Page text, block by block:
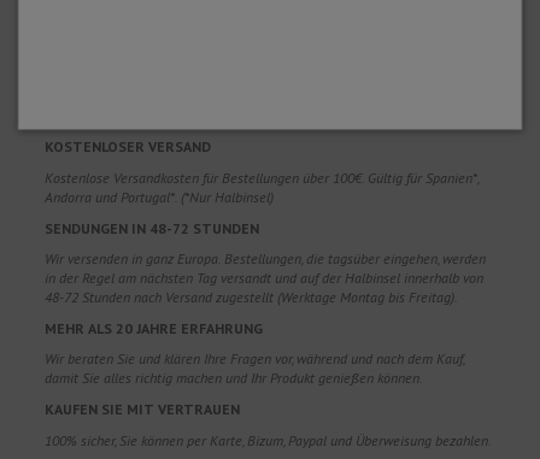
KOSTENLOSER VERSAND
Kostenlose Versandkosten für Bestellungen über 100€. Gültig für Spanien*,
Andorra und Portugal*. (*Nur Halbinsel)
SENDUNGEN IN 48-72 STUNDEN
Wir versenden in ganz Europa. Bestellungen, die tagsüber eingehen, werden
in der Regel am nächsten Tag versandt und auf der Halbinsel innerhalb von
48-72 Stunden nach Versand zugestellt (Werktage Montag bis Freitag).
MEHR ALS 20 JAHRE ERFAHRUNG
Wir beraten Sie und klären Ihre Fragen vor, während und nach dem Kauf,
damit Sie alles richtig machen und Ihr Produkt genießen können.
KAUFEN SIE MIT VERTRAUEN
100% sicher, Sie können per Karte, Bizum, Paypal und Überweisung bezahlen.